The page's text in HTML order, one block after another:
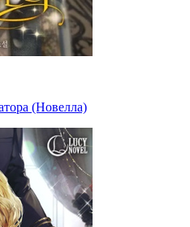
(Новелла)